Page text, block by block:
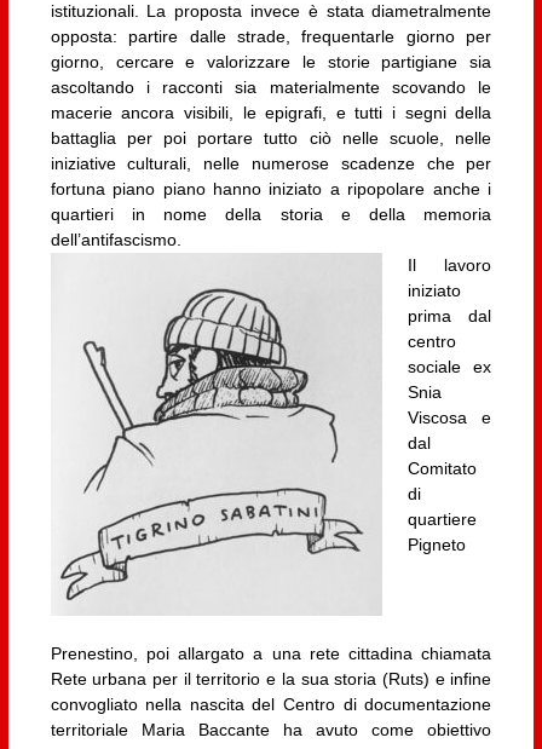
istituzionali. La proposta invece è stata diametralmente
opposta: partire dalle strade, frequentarle giorno per
giorno, cercare e valorizzare le storie partigiane sia
ascoltando i racconti sia materialmente scovando le
macerie ancora visibili, le epigrafi, e tutti i segni della
battaglia per poi portare tutto ciò nelle scuole, nelle
iniziative culturali, nelle numerose scadenze che per
fortuna piano piano hanno iniziato a ripopolare anche i
quartieri in nome della storia e della memoria
dell’antifascismo.
Il lavoro
iniziato
prima dal
centro
sociale ex
Snia
Viscosa e
dal
Comitato
di
quartiere
Pigneto
Prenestino, poi allargato a una rete cittadina chiamata
Rete urbana per il territorio e la sua storia (Ruts) e infine
convogliato nella nascita del Centro di documentazione
territoriale Maria Baccante ha avuto come obiettivo